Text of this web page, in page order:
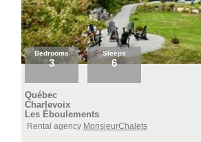
Bedrooms
3
Sleeps
6
Québec
Charlevoix
Les Éboulements
Rental agency MonsieurChalets